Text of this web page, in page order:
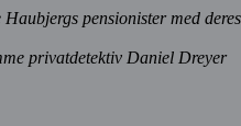
pensionister med deres
privatdetektiv Daniel Dreyer